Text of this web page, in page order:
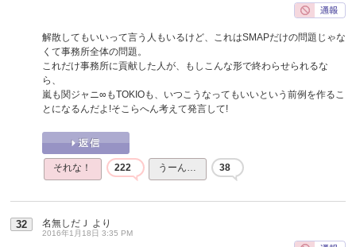
解散してもいいって言う人もいるけど、これはSMAPだけの問題じゃな
くて事務所全体の問題。
これだけ事務所に貢献した人が、もしこんな形で終わらせられるな
ら、
嵐も関ジャニ∞もTOKIOも、いつこうなってもいいという前例を作るこ
とになるんだよ!そこらへん考えて発言して!
それな！ 222 うーん… 38
32 名無しだＪ より
2016年1月18日 3:35 PM